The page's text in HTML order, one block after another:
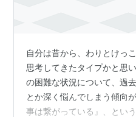
自分は昔から、わりとけっ
思考してきたタイプかと思
の困難な状況について、過
とか深く悩んでしまう傾向
事は繋がっている』、とい